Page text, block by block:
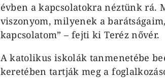
évben a kapcsolatokra néztünk rá.
viszonyom, milyenek a
kapcsolatom” – fejti ki Teréz nővér.
A katolikus iskolák tanmenetébe
keretében tartják meg a